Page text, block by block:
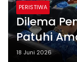
PERISTIWA
Dilema
Patuhi
Pegawai
18 Juni 2026